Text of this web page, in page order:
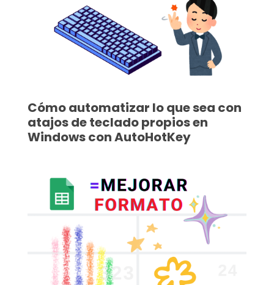
Cómo automatizar lo que sea con
atajos de teclado propios en
Windows con AutoHotKey